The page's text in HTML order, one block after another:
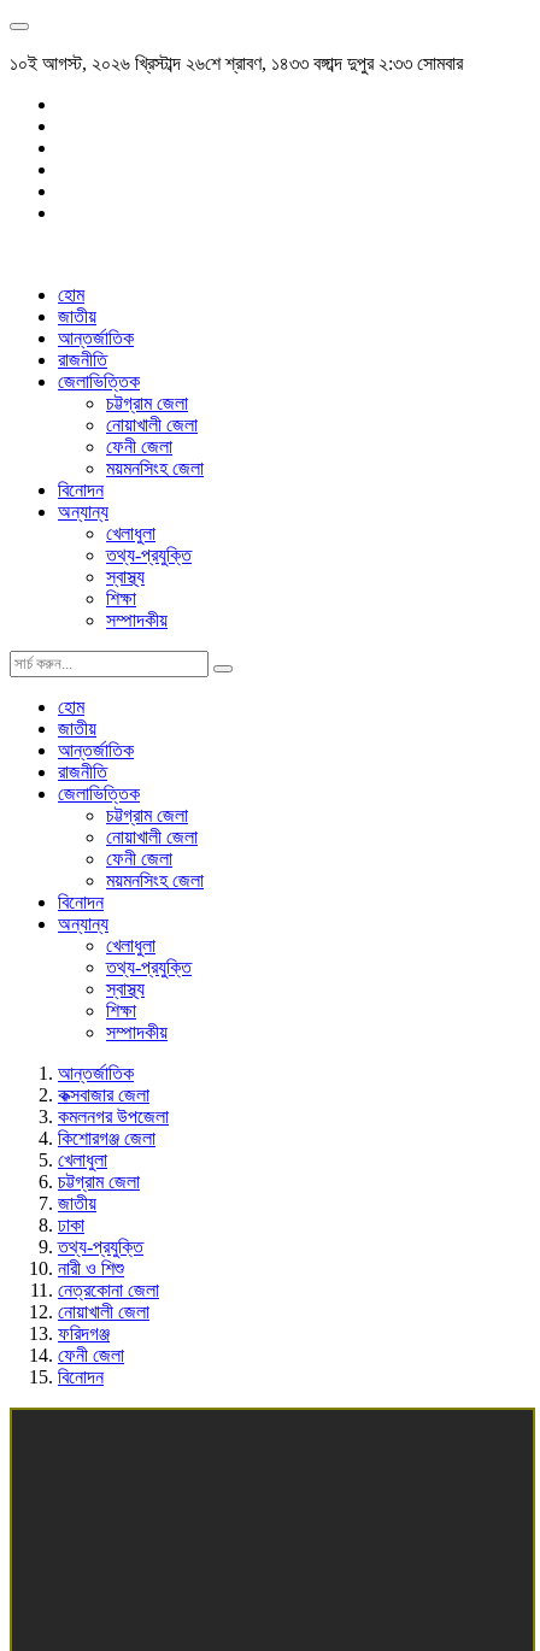
১০ই আগস্ট, ২০২৬ খ্রিস্টাব্দ ২৬শে শ্রাবণ, ১৪৩৩ বঙ্গাব্দ দুপুর ২:৩৩ সোমবার
হোম
জাতীয়
আন্তর্জাতিক
রাজনীতি
জেলাভিত্তিক
চট্টগ্রাম জেলা
নোয়াখালী জেলা
ফেনী জেলা
ময়মনসিংহ জেলা
বিনোদন
অন্যান্য
খেলাধুলা
তথ্য-প্রযুক্তি
স্বাস্থ্য
শিক্ষা
সম্পাদকীয়
হোম
জাতীয়
আন্তর্জাতিক
রাজনীতি
জেলাভিত্তিক
চট্টগ্রাম জেলা
নোয়াখালী জেলা
ফেনী জেলা
ময়মনসিংহ জেলা
বিনোদন
অন্যান্য
খেলাধুলা
তথ্য-প্রযুক্তি
স্বাস্থ্য
শিক্ষা
সম্পাদকীয়
আন্তর্জাতিক
কক্সবাজার জেলা
কমলনগর উপজেলা
কিশোরগঞ্জ জেলা
খেলাধুলা
চট্টগ্রাম জেলা
জাতীয়
ঢাকা
তথ্য-প্রযুক্তি
নারী ও শিশু
নেত্রকোনা জেলা
নোয়াখালী জেলা
ফরিদগঞ্জ
ফেনী জেলা
বিনোদন